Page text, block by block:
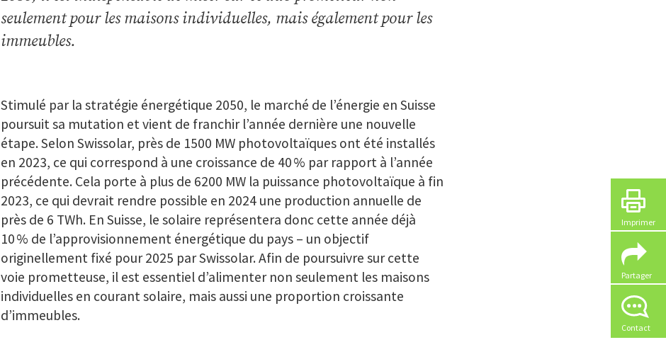
Imprimer
Partager
Contact
seulement pour les maisons individuelles, mais également pour les
immeubles.
Stimulé par la stratégie énergétique 2050, le marché de l’énergie en Suisse
poursuit sa mutation et vient de franchir l’année dernière une nouvelle
étape. Selon Swissolar, près de 1500 MWphotovoltaïques ont été installés
en 2023, ce qui correspond à une croissance de 40 % par rapport à l’année
précédente. Cela porte à plus de 6200 MWla puissance photovoltaïque à fin
2023, ce qui devrait rendre possible en 2024 une production annuelle de
près de 6 TWh. En Suisse, le solaire représentera donc cette année déjà
10 % de l’approvisionnement énergétique du pays – un objectif
originellement fixé pour 2025 par Swissolar. Afin de poursuivre sur cette
voie prometteuse, il est essentiel d’alimenter non seulement les maisons
individuelles en courant solaire, mais aussi une proportion croissante
d’immeubles.